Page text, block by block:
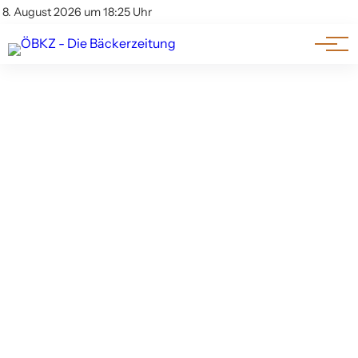
8. August 2026 um 18:25 Uhr
Impressum & Offenlegung
Am Wort
Genuss & Trends